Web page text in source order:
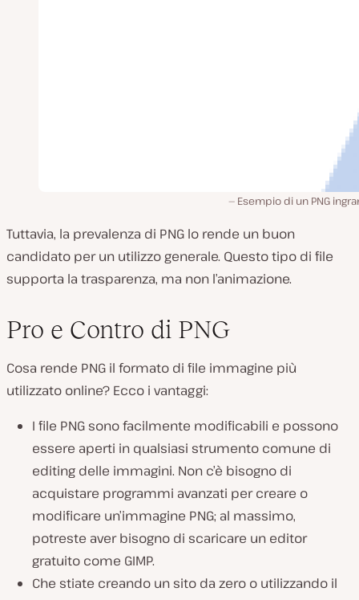
Esempio di un PNG
Tuttavia, la prevalenza di PNG lo rende un buon
candidato per un utilizzo generale. Questo tipo di file
supporta la trasparenza, ma non l’animazione.
Pro e Contro di PNG
Cosa rende PNG il formato di file immagine più
utilizzato online? Ecco i vantaggi:
I file PNG sono facilmente modificabili e possono
essere aperti in qualsiasi strumento comune di
editing delle immagini. Non c’è bisogno di
acquistare programmi avanzati per creare o
modificare un’immagine PNG; al massimo,
potreste aver bisogno di scaricare un editor
gratuito come GIMP.
Che stiate creando un sito da zero o utilizzando il